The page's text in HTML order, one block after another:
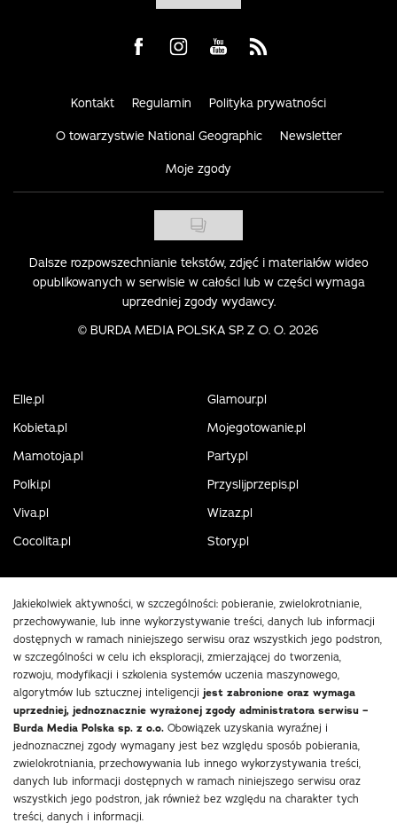
Visit us on Facebook
Visit us on Instagram
Visit us on Youtube
Visit us on Rss
Kontakt Regulamin Polityka prywatności
O towarzystwie National Geographic Newsletter
Moje zgody
Dalsze rozpowszechnianie tekstów, zdjęć i materiałów wideo
opublikowanych w serwisie w całości lub w części wymaga
uprzedniej zgody wydawcy.
© BURDA MEDIA POLSKA SP. Z O. O. 2026
Elle.pl
Glamour.pl
Kobieta.pl
Mojegotowanie.pl
Mamotoja.pl
Party.pl
Polki.pl
Przyslijprzepis.pl
Viva.pl
Wizaz.pl
Cocolita.pl
Story.pl
Jakiekolwiek aktywności, w szczególności: pobieranie, zwielokrotnianie,
przechowywanie, lub inne wykorzystywanie treści, danych lub informacji
dostępnych w ramach niniejszego serwisu oraz wszystkich jego podstron,
w szczególności w celu ich eksploracji, zmierzającej do tworzenia,
rozwoju, modyfikacji i szkolenia systemów uczenia maszynowego,
algorytmów lub sztucznej inteligencji jest zabronione oraz wymaga
uprzedniej, jednoznacznie wyrażonej zgody administratora serwisu –
Burda Media Polska sp. z o.o. Obowiązek uzyskania wyraźnej i
jednoznacznej zgody wymagany jest bez względu sposób pobierania,
zwielokrotniania, przechowywania lub innego wykorzystywania treści,
danych lub informacji dostępnych w ramach niniejszego serwisu oraz
wszystkich jego podstron, jak również bez względu na charakter tych
treści, danych i informacji.